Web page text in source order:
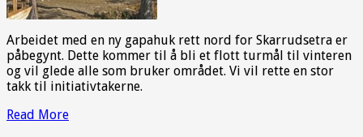
Arbeidet med en ny gapahuk rett nord for Skarrudsetra er
påbegynt. Dette kommer til å bli et flott turmål til vinteren
og vil glede alle som bruker området. Vi vil rette en stor
takk til initiativtakerne.
Read More